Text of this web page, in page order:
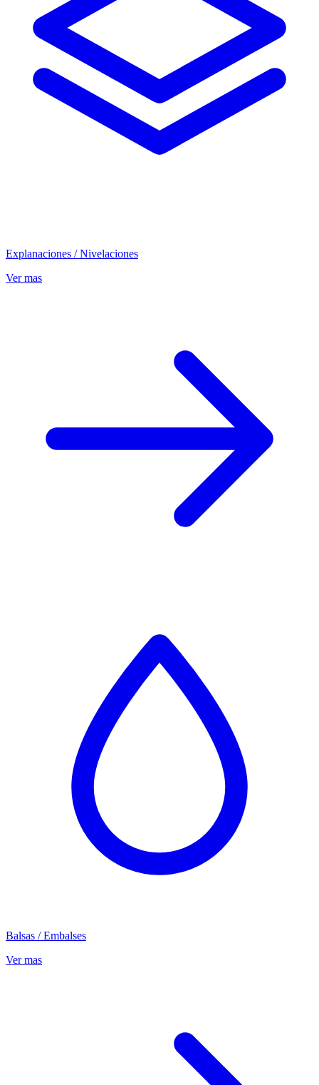
Explanaciones / Nivelaciones
Ver mas
Balsas / Embalses
Ver mas